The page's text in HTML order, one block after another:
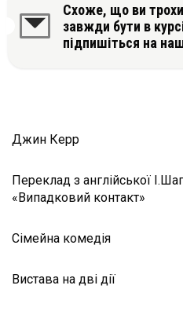
Схоже, що ви
завжди бути в
підпишіться на
Джин Керр
Переклад з англійської
«Випадковий контакт»
Сімейна комедія
Вистава на дві дії